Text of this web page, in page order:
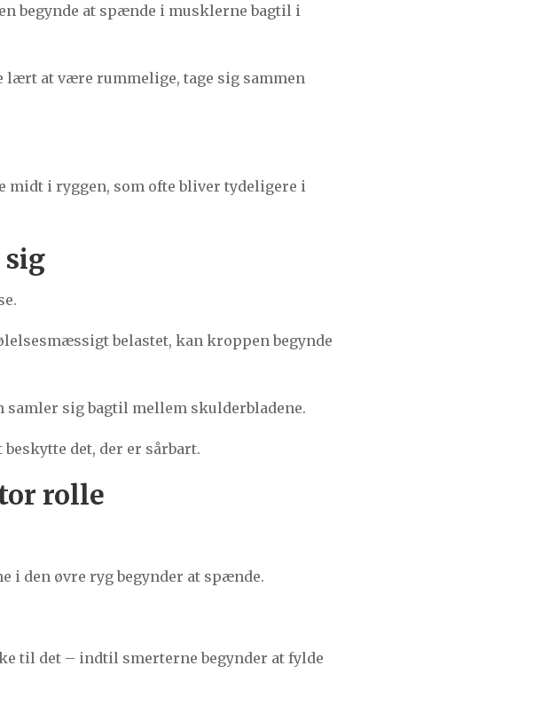
begynde at spænde i musklerne bagtil i
lært at være rummelige, tage sig sammen
i ryggen, som ofte bliver tydeligere i
belastet, kan kroppen begynde
sig bagtil mellem skulderbladene.
det, der er sårbart.
rolle
den øvre ryg begynder at spænde.
til det – indtil smerterne begynder at fylde